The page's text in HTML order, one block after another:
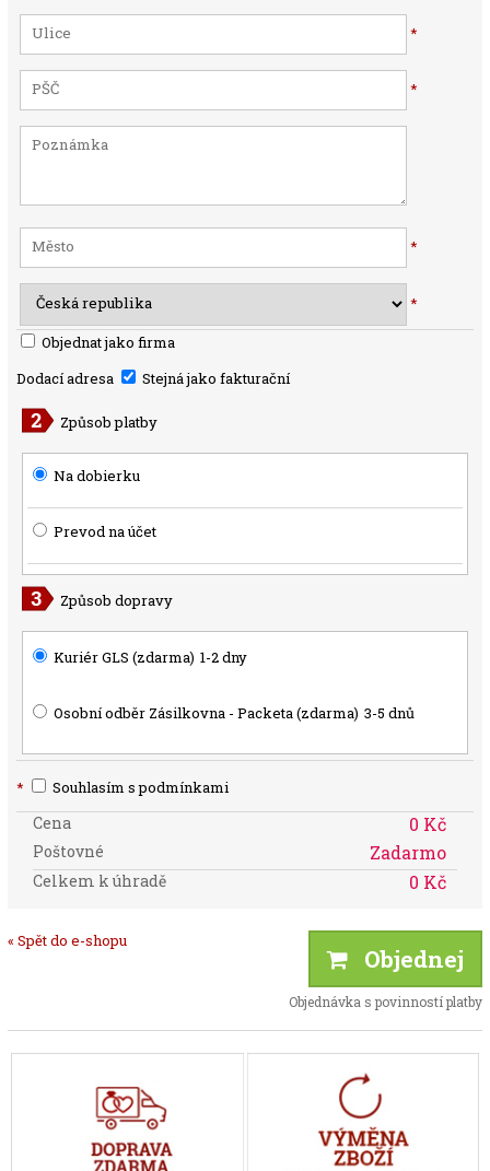
*
*
*
*
Objednat jako firma
Dodací adresa
Stejná jako fakturační
Způsob platby
Na dobierku
Prevod na účet
Způsob dopravy
Kuriér GLS (zdarma) 1-2 dny
Osobní odběr Zásilkovna - Packeta (zdarma) 3-5 dnů
* Souhlasím s podmínkami
Cena 0 Kč
Poštovné Zadarmo
Celkem k úhradě 0 Kč
« Spět do e-shopu
Objednej
Objednávka s povinností platby